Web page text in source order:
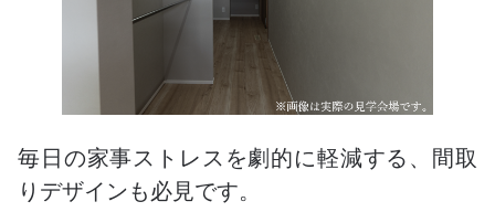
毎日の家事ストレスを劇的に軽減する、間取
りデザインも必見です。